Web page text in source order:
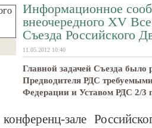
Информационное
внеочередного ХV
Съезда Российского
11.05.2012 10:40
Главной задачей Съезда было
Предводителя РДС
Федерации и Уставом РДС 2/3
зале